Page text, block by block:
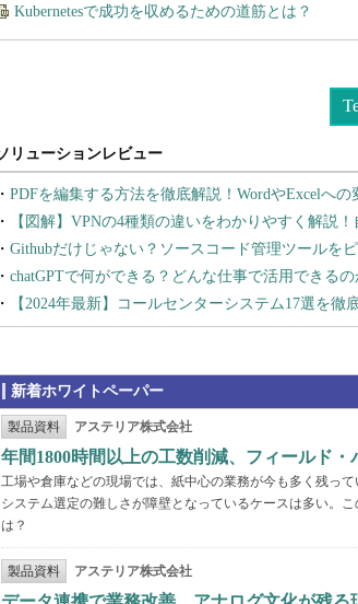
Kubernetesで成功を収めるための道筋とは？
PDFを編集する方法を徹底解説！WordやExcelへ
【図解】VPNの4種類の違いをわかりやすく解説
Githubだけじゃない？ソースコード管理ツールを
chatGPTで何ができる？どんな仕事で活用できるの
【2024年最新】コールセンターシステム17選を
新着ホワイトペーパー
製品資料 アステリア株式会社
年間1800時間以上の工数削減、フィールド
工場や倉庫などの現場では、紙中心の業務が今も多く残っ
システム選定の難しさが障壁となっているケースは多い。
は？
製品資料 アステリア株式会社